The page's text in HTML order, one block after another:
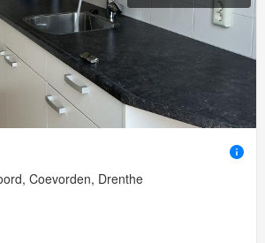
Coevorden, Drenthe